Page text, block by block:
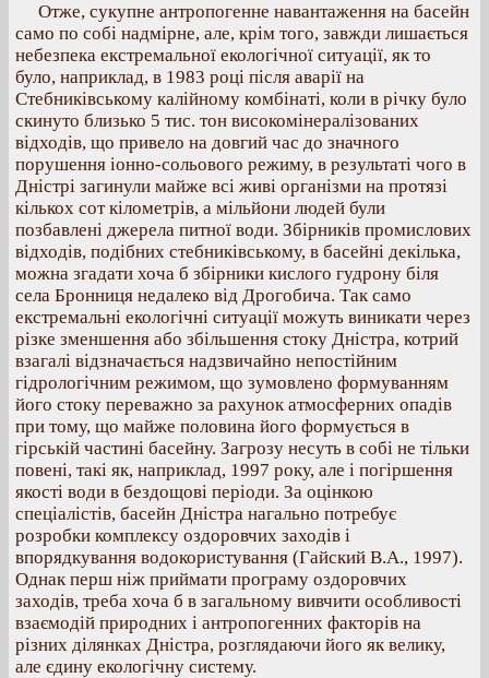
Отже, сукупне антропогенне навантаження на басейн
само по собі надмірне, але, крім того, завжди лишається
небезпека екстремальної екологічної ситуації, як то
було, наприклад, в 1983 році після аварії на
Стебниківському калійному комбінаті, коли в річку було
скинуто близько 5 тис. тон високомінералізованих
відходів, що привело на довгий час до значного
порушення іонно-сольового режиму, в результаті чого в
Дністрі загинули майже всі живі організми на протязі
кількох сот кілометрів, а мільйони людей були
позбавлені джерела питної води. Збірників промислових
відходів, подібних стебниківському, в басейні декілька,
можна згадати хоча б збірники кислого гудрону біля
села Бронниця недалеко від Дрогобича. Так само
екстремальні екологічні ситуації можуть виникати через
різке зменшення або збільшення стоку Дністра, котрий
взагалі відзначається надзвичайно непостійним
гідрологічним режимом, що зумовлено формуванням
його стоку переважно за рахунок атмосферних опадів
при тому, що майже половина його формується в
гірській частині басейну. Загрозу несуть в собі не тільки
повені, такі як, наприклад, 1997 року, але і погіршення
якості води в бездощові періоди. За оцінкою
спеціалістів, басейн Дністра нагально потребує
розробки комплексу оздоровчих заходів і
впорядкування водокористування (Гайский В.А., 1997).
Однак перш ніж приймати програму оздоровчих
заходів, треба хоча б в загальному вивчити особливості
взаємодій природних і антропогенних факторів на
різних ділянках Дністра, розглядаючи його як велику,
але єдину екологічну систему.